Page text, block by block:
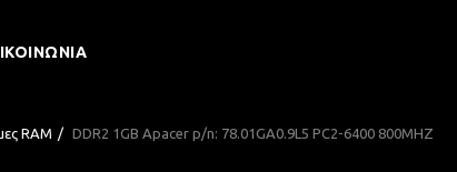
RAM DDR2 1GB Apacer p/n: 78.01GA0.9L5 PC2-6400 800MHZ